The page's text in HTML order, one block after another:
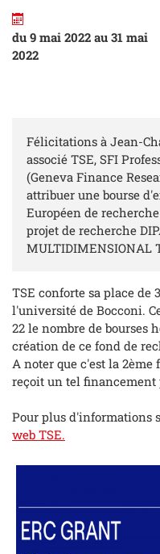
du 9 mai 2022 au 31 mai
2022
Félicitations à Jean-
associé TSE, SFI
(Geneva Finance
attribuer une bourse
Européen de
projet de recherche
MULTIDIMENSIONAL
TSE conforte sa place de
l'université de Bocconi.
22 le nombre de bourses
création de ce fond de
A noter que c'est la 2ème
reçoit un tel financement
Pour plus d'informations
web TSE.